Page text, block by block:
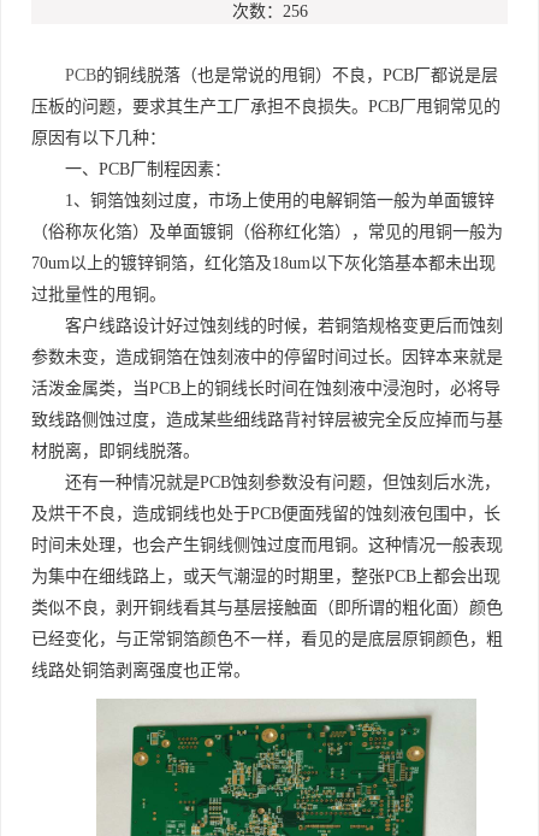
次数：256
PCB的铜线脱落（也是常说的甩铜）不良，PCB厂都说是层
压板的问题，要求其生产工厂承担不良损失。PCB厂甩铜常见的
原因有以下几种：
一、PCB厂制程因素：
1、铜箔蚀刻过度，市场上使用的电解铜箔一般为单面镀锌
（俗称灰化箔）及单面镀铜（俗称红化箔），常见的甩铜一般为
70um以上的镀锌铜箔，红化箔及18um以下灰化箔基本都未出现
过批量性的甩铜。
客户线路设计好过蚀刻线的时候，若铜箔规格变更后而蚀刻
参数未变，造成铜箔在蚀刻液中的停留时间过长。因锌本来就是
活泼金属类，当PCB上的铜线长时间在蚀刻液中浸泡时，必将导
致线路侧蚀过度，造成某些细线路背衬锌层被完全反应掉而与基
材脱离，即铜线脱落。
还有一种情况就是PCB蚀刻参数没有问题，但蚀刻后水洗，
及烘干不良，造成铜线也处于PCB便面残留的蚀刻液包围中，长
时间未处理，也会产生铜线侧蚀过度而甩铜。这种情况一般表现
为集中在细线路上，或天气潮湿的时期里，整张PCB上都会出现
类似不良，剥开铜线看其与基层接触面（即所谓的粗化面）颜色
已经变化，与正常铜箔颜色不一样，看见的是底层原铜颜色，粗
线路处铜箔剥离强度也正常。